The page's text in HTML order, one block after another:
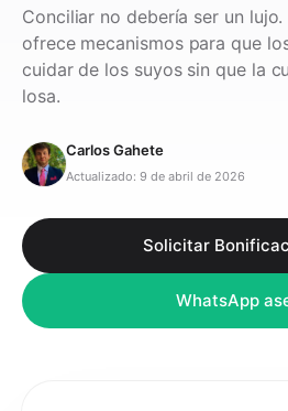
Conciliar no debería ser un
ofrece mecanismos para que
cuidar de los suyos sin que la
losa.
Carlos Gahete
Actualizado: 9 de abril de 2026
Solicitar
WhatsApp